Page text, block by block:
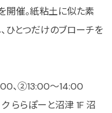
開催。紙粘土に似た素
ひとつだけのブローチを
、②13:00〜14:00
ららぽーと沼津 1F 沼